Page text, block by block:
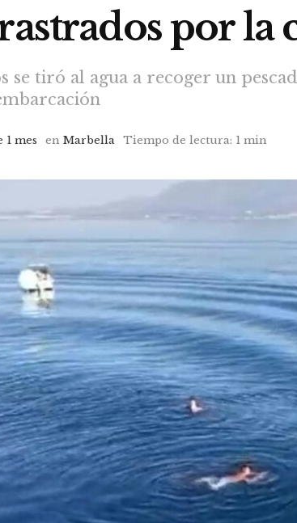
por la
se tiró al agua a recoger un
1 mes en Marbella Tiempo de lectura: 1 min